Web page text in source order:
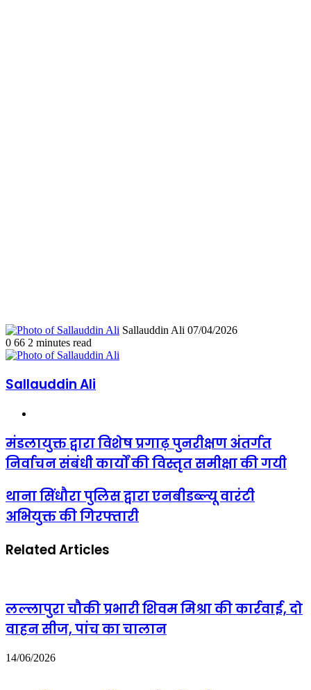
Sallauddin Ali Send
07/04/2026
0 66 2 minutes read
Sallauddin Ali
मंडलायुक्त
द्वारा
विशेष
पुनरीक्षण
अंतर्गत
निर्वाचन
संबंधी
की
गयी
मंडलायुक्त द्वारा विशेष प्रगाढ़ पुनरीक्षण अंतर्गत
निर्वाचन संबंधी कार्यों की विस्तृत समीक्षा की गयी
थाना
सिंधौरा
पुलिस
एनबीडब्ल्यू
वारंटी
थाना सिंधौरा पुलिस द्वारा एनबीडब्ल्यू वारंटी
अभियुक्त की गिरफ्तारी
Related Articles
लल्लापुरा चौकी प्रभारी शिवम मिश्रा की कार्रवाई, दो
वाहन सीज, पांच का चालान
14/06/2026